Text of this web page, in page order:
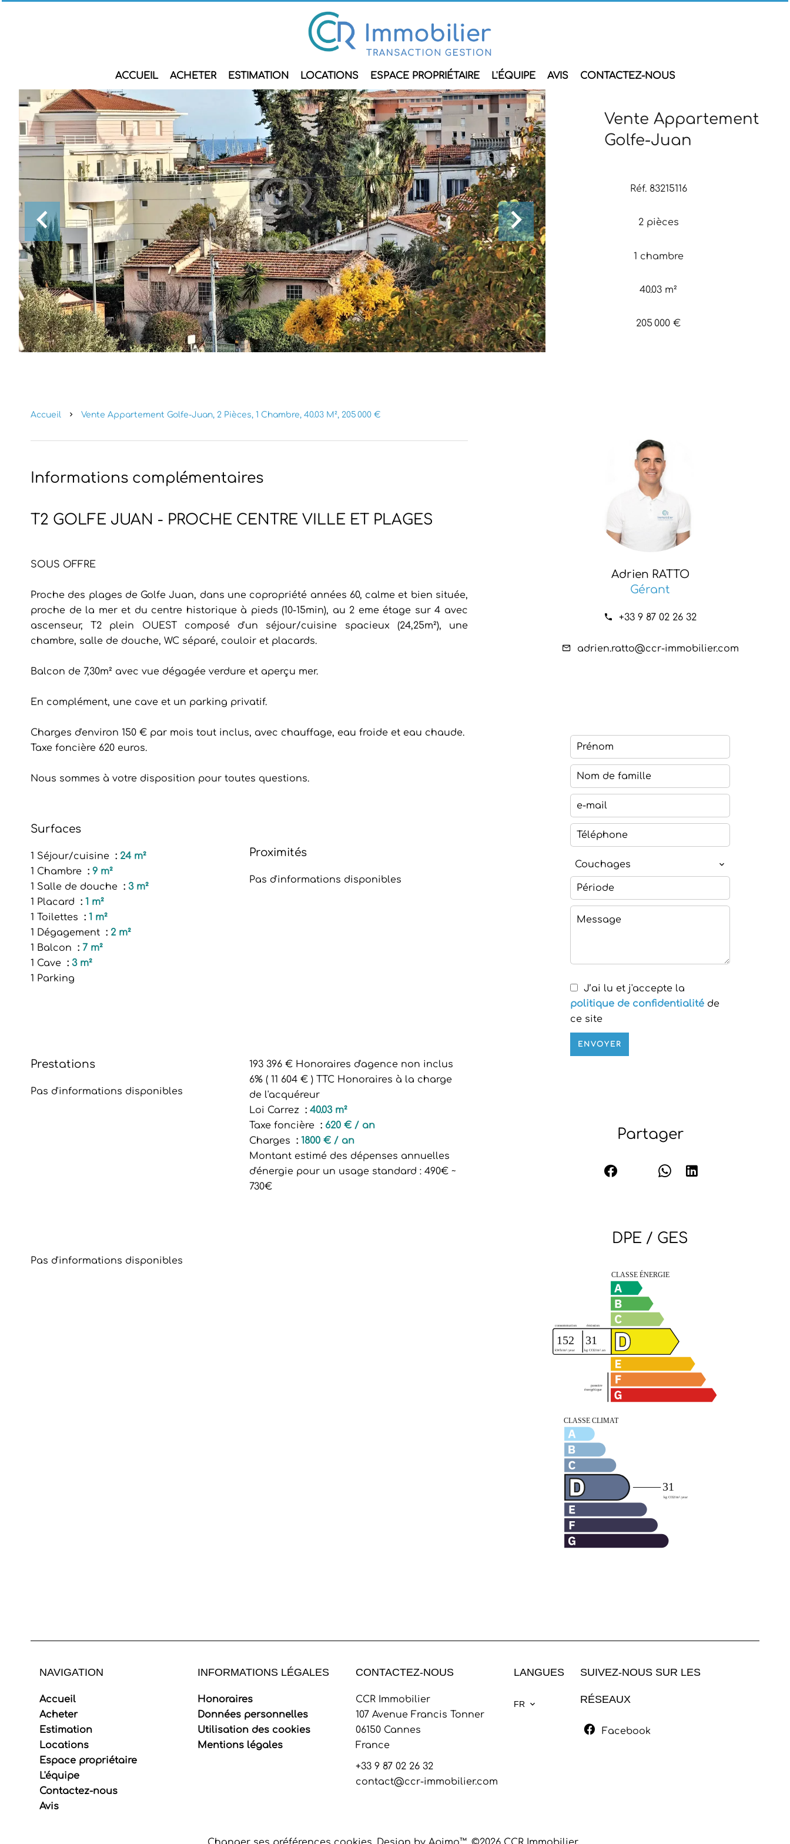
ACCUEIL ACHETER ESTIMATION LOCATIONS ESPACE PROPRIÉTAIRE L'ÉQUIPE AVIS CONTACTEZ-NOUS
Vente Appartement
Golfe-Juan
Réf. 83215116
2 pièces
1 chambre
40.03 m²
205 000 €
Accueil Vente Appartement Golfe-Juan, 2 Pièces, 1 Chambre, 40.03 M², 205 000 €
Informations complémentaires
T2 GOLFE JUAN - PROCHE CENTRE VILLE ET PLAGES
SOUS OFFRE
Proche des plages de Golfe Juan, dans une copropriété années 60, calme et bien située,
proche de la mer et du centre historique à pieds (10-15min), au 2 eme étage sur 4 avec
ascenseur, T2 plein OUEST composé d'un séjour/cuisine spacieux (24,25m²), une
chambre, salle de douche, WC séparé, couloir et placards.
Balcon de 7,30m² avec vue dégagée verdure et aperçu mer.
En complément, une cave et un parking privatif.
Charges d'environ 150 € par mois tout inclus, avec chauffage, eau froide et eau chaude.
Taxe foncière 620 euros.
Nous sommes à votre disposition pour toutes questions.
Surfaces
1 Séjour/cuisine
24 m²
1 Chambre
9 m²
1 Salle de douche
3 m²
1 Placard
1 m²
1 Toilettes
1 m²
1 Dégagement
2 m²
1 Balcon
7 m²
1 Cave
3 m²
1 Parking
Proximités
Pas d'informations disponibles
Prestations
Pas d'informations disponibles
193 396 € Honoraires d'agence non inclus
6% ( 11 604 € ) TTC Honoraires à la charge
de l'acquéreur
Loi Carrez
40.03 m²
Taxe foncière
620 € / an
Charges
1800 € / an
Montant estimé des dépenses annuelles
d'énergie pour un usage standard : 490€ ~
730€
Pas d'informations disponibles
Adrien RATTO
Gérant
+33 9 87 02 26 32
adrien.ratto@ccr-immobilier.com
Couchages
J’ai lu et j'accepte la
politique de confidentialité de
ce site
ENVOYER
Partager
DPE / GES
NAVIGATION
Accueil
Acheter
Estimation
Locations
Espace propriétaire
L'équipe
Contactez-nous
Avis
INFORMATIONS LÉGALES
Honoraires
Données personnelles
Utilisation des cookies
Mentions légales
CONTACTEZ-NOUS
CCR Immobilier
107 Avenue Francis Tonner
06150Cannes
France
+33 9 87 02 26 32
contact@ccr-immobilier.com
LANGUES
FR
SUIVEZ-NOUS SUR LES
RÉSEAUX
Facebook